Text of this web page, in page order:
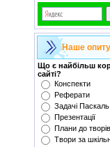
Наше
Що є найбільш
сайті?
Конспекти
Реферати
Задачі Паскаль
Презентації
Плани до творів
Твори за